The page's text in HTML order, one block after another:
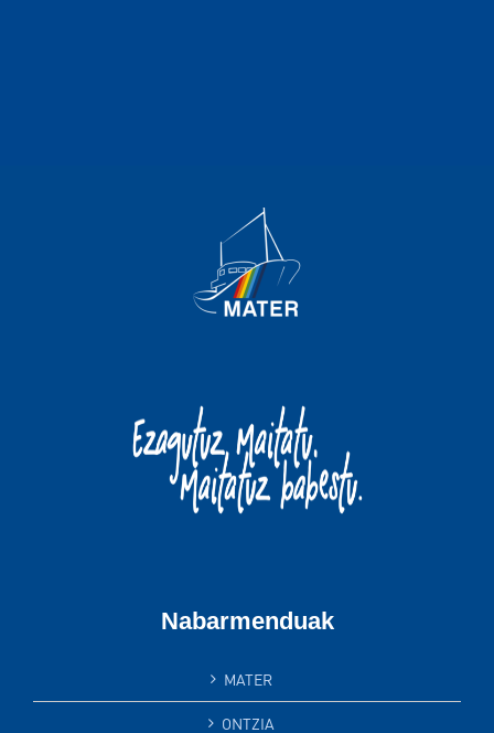
Nabarmenduak
MATER
ONTZIA